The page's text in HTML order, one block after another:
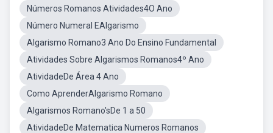
Números Romanos Atividades4O Ano
Número Numeral EAlgarismo
Algarismo Romano3 Ano Do Ensino Fundamental
Atividades Sobre Algarismos Romanos4º Ano
AtividadeDe Área 4 Ano
Como AprenderAlgarismo Romano
Algarismos Romano'sDe 1 a 50
AtividadeDe Matematica Numeros Romanos